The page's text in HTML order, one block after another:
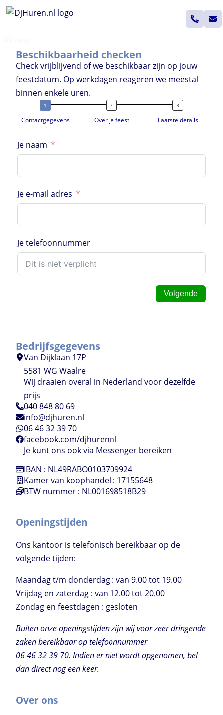
Ga
inhoud
Beschikbaarheid checken
Check vrijblijvend of we beschikbaar zijn op jouw
feestdatum. Op werkdagen reageren we meestal
binnen enkele uren.
Contactgegevens Over je feest Laatste details
Je naam
Je e-mail adres
Je telefoonnummer
Volgende
Bedrijfsgegevens
Van Dijklaan 17P
5581 WG Waalre
Wij draaien overal in Nederland voor dezelfde
prijs
040 848 80 69
info@djhuren.nl
06 46 32 39 70
facebook.com/djhurennl
Je kunt ons ook via Messenger bereiken
IBAN : NL49RABO0103709924
Kamer van koophandel : 17155648
BTW nummer : NL001698518B29
Openingstijden
Ons kantoor is telefonisch bereikbaar op de
volgende tijden:
Maandag t/m donderdag : van 9.00 tot 19.00
Vrijdag en zaterdag : van 12.00 tot 20.00
Zondag en feestdagen : gesloten
Buiten onze openingstijden zijn wij voor zeer dringende
zaken bereikbaar op telefoonnummer
06 46 32 39 70. Indien er niet wordt opgenomen, bel
dan direct nog een keer.
Over ons